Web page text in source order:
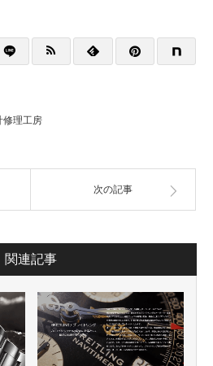
修理工房
次の記事
関連記事